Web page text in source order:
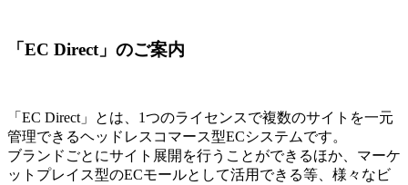
「EC Direct」のご案内
「EC Direct」とは、1つのライセンスで複数のサイトを一元
管理できるヘッドレスコマース型ECシステムです。
ブランドごとにサイト展開を行うことができるほか、マーケ
ットプレイス型のECモールとして活用できる等、様々なビ